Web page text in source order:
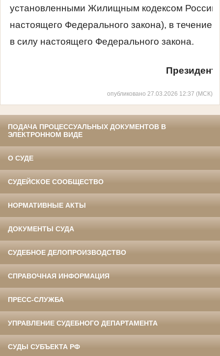
установленными Жилищным кодексом
настоящего Федерального закона), в течение
в силу настоящего Федерального закона.
опубликовано 27.03.2026 12:37 (МСК)
ПОДАЧА ПРОЦЕССУАЛЬНЫХ ДОКУМЕНТОВ В
ЭЛЕКТРОННОМ ВИДЕ
О СУДЕ
СУДЕЙСКОЕ СООБЩЕСТВО
НОРМАТИВНЫЕ АКТЫ
ДОКУМЕНТЫ СУДА
СУДЕБНОЕ ДЕЛОПРОИЗВОДСТВО
СПРАВОЧНАЯ ИНФОРМАЦИЯ
ПРЕСС-СЛУЖБА
УПРАВЛЕНИЕ СУДЕБНОГО ДЕПАРТАМЕНТА
СУДЫ СУБЪЕКТА РФ